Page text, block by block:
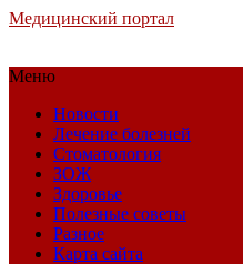
Медицинский портал
Меню
Новости
Лечение болезней
Стоматология
ЗОЖ
Здоровье
Полезные советы
Разное
Карта сайта